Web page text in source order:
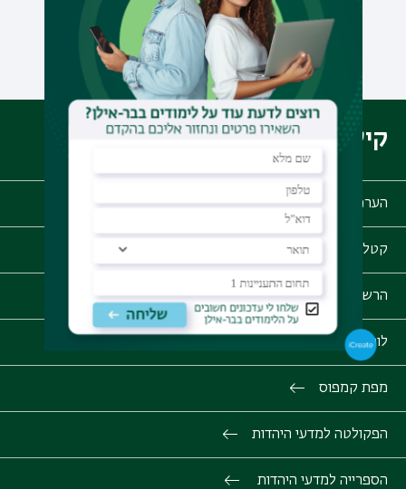
לכל ההודעות
קישורים שימושיים
הערכת סיכויי קבלה
קטלוג הקורסים
הרשמה לתואר ראשון
לוח זמנים אקדמי
מפת קמפוס
הפקולטה למדעי היהדות
הספרייה למדעי היהדות